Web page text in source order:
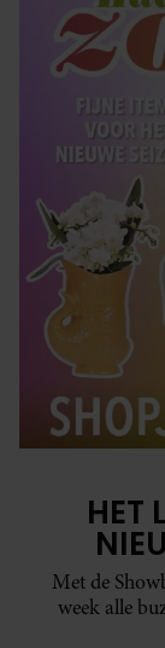
HET
Met de
week alle